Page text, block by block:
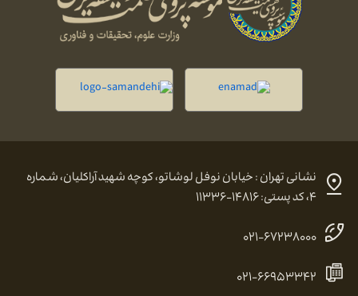
نشانی تهران : خیابان نوفل لوشاتو، کوچه شهید آراکلیان، شماره
۴، کد پستی: ۱۴۸۱۶-۱۱۳۳۶
۰۲۱-۶۷۲۳۸۰۰۰
۰۲۱-۶۶۹۵۳۳۴۲